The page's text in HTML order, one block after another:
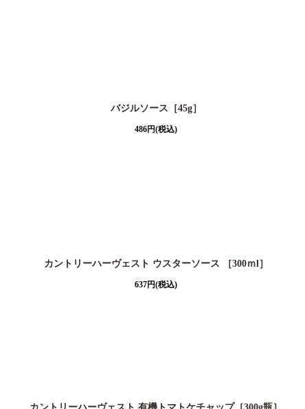
バジルソース［45g］
486円(税込)
カントリーハーヴェスト ウスターソース ［300ｍl］
637円(税込)